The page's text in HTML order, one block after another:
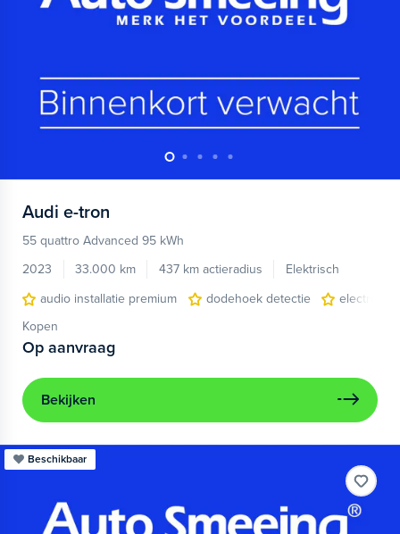
Audi e-tron
55 quattro Advanced 95 kWh
2023
33.000 km 437 km actieradius
Elektrisch
audio installatie premium
dodehoek detectie
electronic
Kopen
Op aanvraag
Bekijken
Beschikbaar